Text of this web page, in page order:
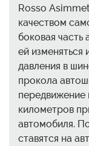
Rosso
качеством
боковая часть
ей изменяться
давления в
прокола
передвижение
километров
автомобиля.
ставятся на